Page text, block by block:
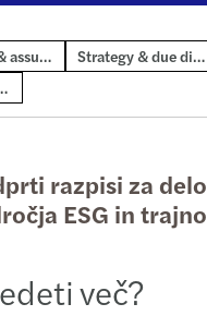
Reporting & assurance
Strategy & due diligence
governance
razpisi za
ESG in
več?